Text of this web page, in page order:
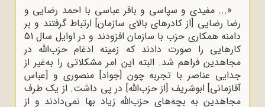
«... مفیدی و سپاسی و باقر عباسی با احمد رضایی و
رضا رضایی [از کادرهای بالای سازمان] ارتباط گرفتند و بر
دامنه همکاری حزب با سازمان افزودند و در اوایل سال 51
کارهایی را صورت دادند که زمینه ادغام حزب‌الله در
مجاهدین فراهم شد. البته این امر مشکلاتی را به‌غیر از
جدایی عناصر با تجربه چون [جواد] منصوری و [عباس
آقازمانی] ابوشریف [از حزب‌الله] در پی داشت. از یک طرف
مجاهدین به بچه‌های حزب‌الله زیاد بها نمی‌دادند و از